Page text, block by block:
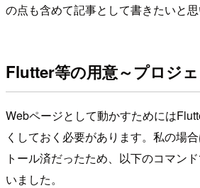
の点も含めて記事として書きたいと思
Flutter等の用意～プロジ
Webページとして動かすためには
くしておく必要があります。私の場
トール済だったため、以下のコマン
いました。